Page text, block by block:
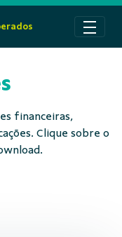
financeiras,
Clique sobre o